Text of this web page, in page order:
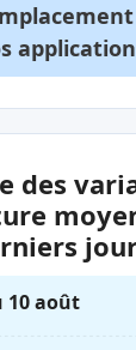
des
10 août